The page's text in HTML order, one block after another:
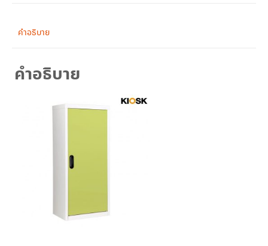
รุ่น
ชิ้น
คำอธิบาย
คำอธิบาย